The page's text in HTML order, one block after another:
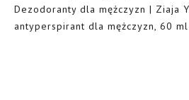
Dezodoranty dla mężczyzn | Ziaja
antyperspirant dla mężczyzn, 60 ml